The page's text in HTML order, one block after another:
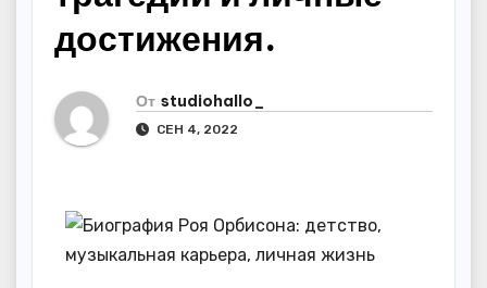
достижения.
От studiohallo_
СЕН 4, 2022